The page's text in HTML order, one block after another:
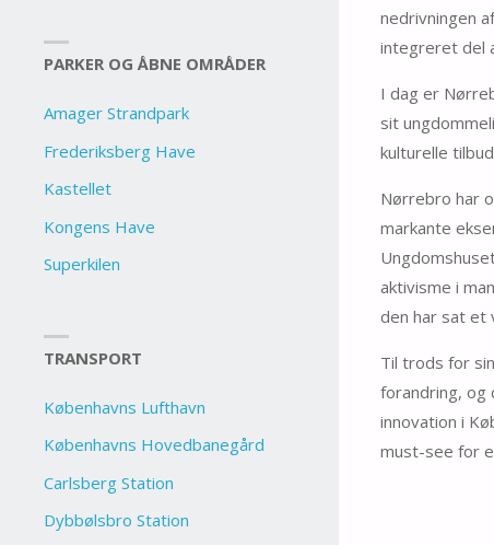
nedrivningen
integreret del
I dag er
sit
kulturelle
Nørrebro har
markante
aktivisme i
den har sat
Til trods for
forandring,
innovation i
must-see for
PARKER OG ÅBNE OMRÅDER
Amager Strandpark
Frederiksberg Have
Kastellet
Kongens Have
Superkilen
TRANSPORT
Københavns Lufthavn
Københavns Hovedbanegård
Carlsberg Station
Dybbølsbro Station